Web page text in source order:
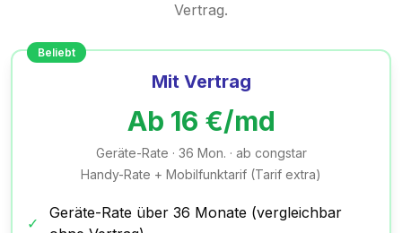
Vertrag.
Beliebt
Mit Vertrag
Ab 16 €/md
Geräte-Rate · 36 Mon. · ab congstar
Handy-Rate + Mobilfunktarif (Tarif extra)
✓
Geräte-Rate über 36 Monate (vergleichbar